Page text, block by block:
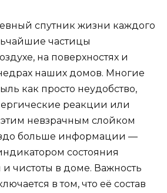
спутник жизни каждого
частицы
на поверхностях и
наших домов. Многие
как просто неудобство,
реакции или
этим невзрачным слойком
больше информации —
состояния
чистоты в доме. Важность
в том, что её состав